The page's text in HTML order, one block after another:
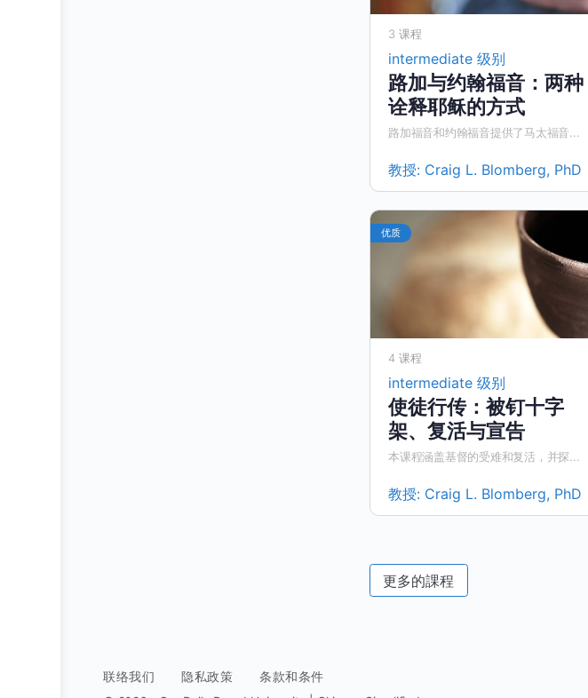
3 课程
intermediate 级别
路加与约翰福音：两种
诠释耶稣的方式
路加福音和约翰福音提供了马太福音...
教授: Craig L. Blomberg, PhD
优质
4 课程
intermediate 级别
使徒行传：被钉十字
架、复活与宣告
本课程涵盖基督的受难和复活，并探...
教授: Craig L. Blomberg, PhD
更多的課程
联络我们 隐私政策
条款和条件